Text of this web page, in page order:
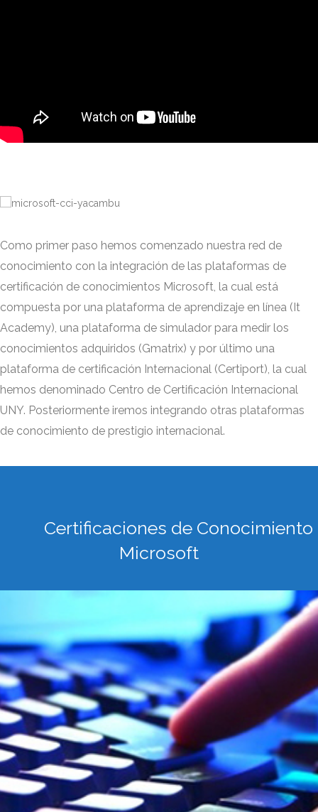
Como primer paso hemos comenzado nuestra red de
conocimiento con la integración de las plataformas de
certificación de conocimientos Microsoft, la cual está
compuesta por una plataforma de aprendizaje en línea (It
Academy), una plataforma de simulador para medir los
conocimientos adquiridos (Gmatrix) y por último una
plataforma de certificación Internacional (Certiport), la cual
hemos denominado Centro de Certificación Internacional
UNY. Posteriormente iremos integrando otras plataformas
de conocimiento de prestigio internacional.
Certificaciones de Conocimiento
Microsoft